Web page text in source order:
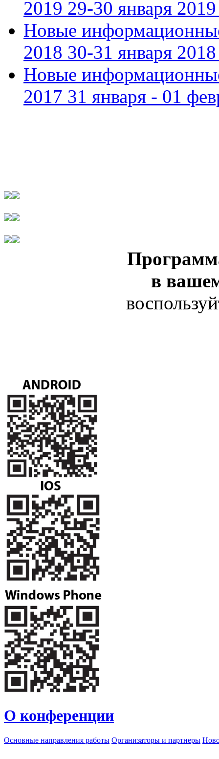
2019 29-30 января 2019
Новые
2018 30-31 января 2018
Новые
2017 31 января - 01
в
О конференции
Основные направления работы Организаторы и партнеры